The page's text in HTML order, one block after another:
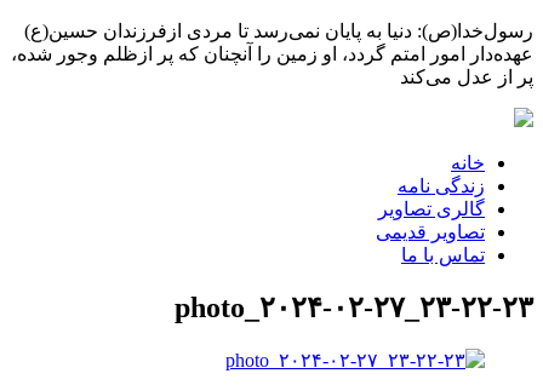
رسول‌خدا(ص): دنیا به پایان نمی‌رسد تا مردی ازفرزندان حسین(ع)
عهده‌دار امور امتم گردد، او زمین را آنچنان که پر ازظلم وجور شده،
پر از عدل می‌کند
خانه
زندگی نامه
گالری تصاویر
تصاویر قدیمی
تماس با ما
photo_۲۰۲۴-۰۲-۲۷_۲۳-۲۲-۲۳